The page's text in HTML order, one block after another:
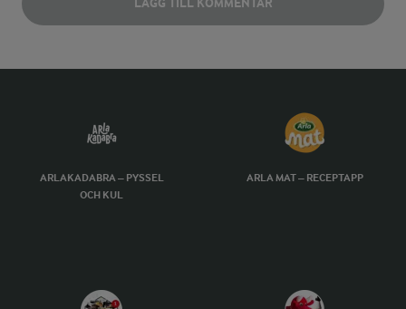
LÄGG TILL KOMMENTAR
ARLAKADABRA – PYSSEL
OCH KUL
ARLA MAT – RECEPTAPP